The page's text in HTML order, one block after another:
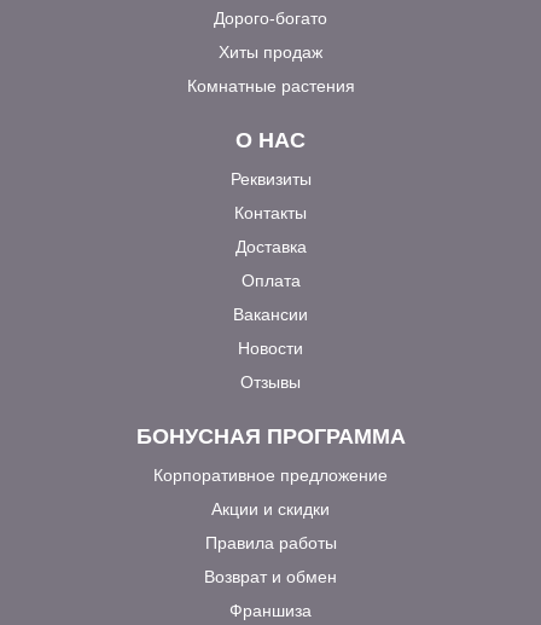
Дорого-богато
Хиты продаж
Комнатные растения
О НАС
Реквизиты
Контакты
Доставка
Оплата
Вакансии
Новости
Отзывы
БОНУСНАЯ ПРОГРАММА
Корпоративное предложение
Акции и скидки
Правила работы
Возврат и обмен
Франшиза